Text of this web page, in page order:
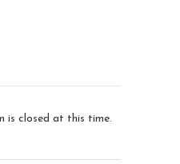
is closed at this time.